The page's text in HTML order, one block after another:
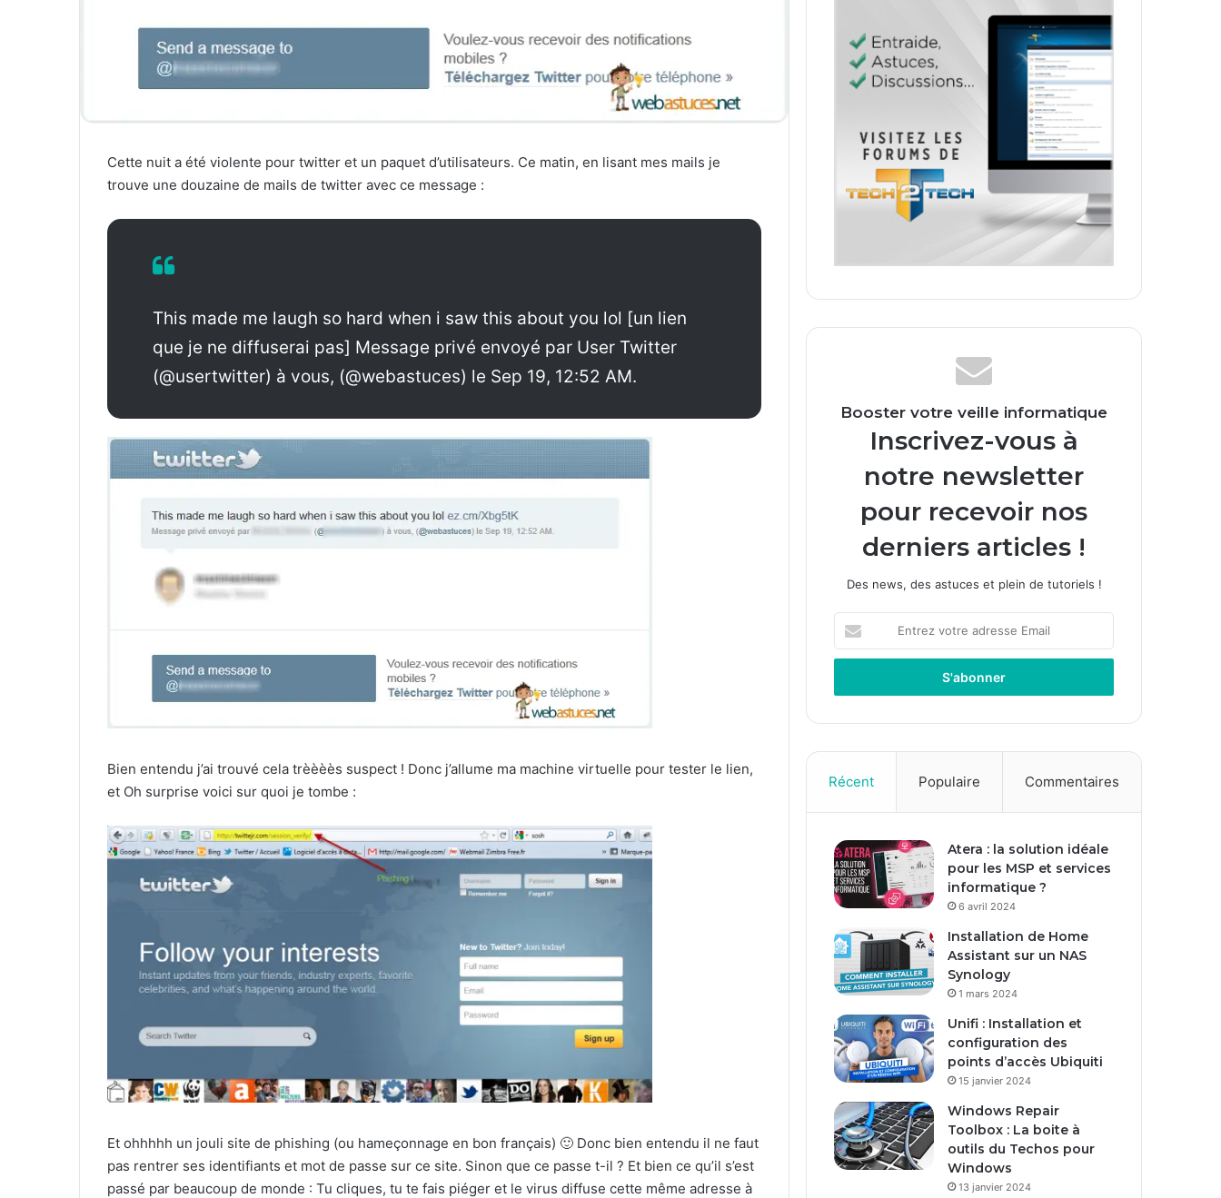
Cette nuit a été violente pour twitter et un paquet d’utilisateurs. Ce matin, en lisant mes mails je
trouve une douzaine de mails de twitter avec ce message :
This made me laugh so hard when i saw this about you lol [un lien
que je ne diffuserai pas] Message privé envoyé par User Twitter
(@usertwitter) à vous, (@webastuces) le Sep 19, 12:52 AM.
Bien entendu j’ai trouvé cela trèèèès suspect ! Donc j’allume ma machine virtuelle pour tester le lien,
et Oh surprise voici sur quoi je tombe :
Et ohhhhh un jouli site de phishing (ou hameçonnage en bon français) 🙂 Donc bien entendu il ne faut
pas rentrer ses identifiants et mot de passe sur ce site. Sinon que ce passe t-il ? Et bien ce qu’il s’est
passé par beaucoup de monde : Tu cliques, tu te fais piéger et le virus diffuse cette même adresse à
Booster votre veille informatique
Inscrivez-vous à
notre newsletter
pour recevoir nos
derniers articles !
Des news, des astuces et plein de tutoriels !
t
e
o
t
e
d
r
e
s
e
m
i
l
Récent Populaire Commentaires
Atera : la solution idéale
pour les MSP et services
informatique ?
6 avril 2024
Installation de Home
Assistant sur un NAS
Synology
1 mars 2024
Unifi : Installation et
configuration des
points d’accès Ubiquiti
15 janvier 2024
Windows Repair
Toolbox : La boite à
outils du Techos pour
Windows
13 janvier 2024